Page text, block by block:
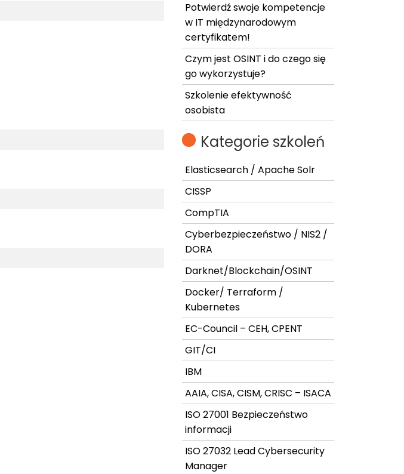
Potwierdź swoje kompetencje
w IT międzynarodowym
certyfikatem!
Czym jest OSINT i do czego się
go wykorzystuje?
Szkolenie efektywność
osobista
Kategorie szkoleń
Elasticsearch / Apache Solr
CISSP
CompTIA
Cyberbezpieczeństwo / NIS2 /
DORA
Darknet/Blockchain/OSINT
Docker/ Terraform /
Kubernetes
EC-Council – CEH, CPENT
GIT/CI
IBM
AAIA, CISA, CISM, CRISC – ISACA
ISO 27001 Bezpieczeństwo
informacji
ISO 27032 Lead Cybersecurity
Manager